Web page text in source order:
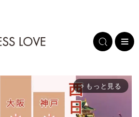
arrow_forward_ios もっと見る